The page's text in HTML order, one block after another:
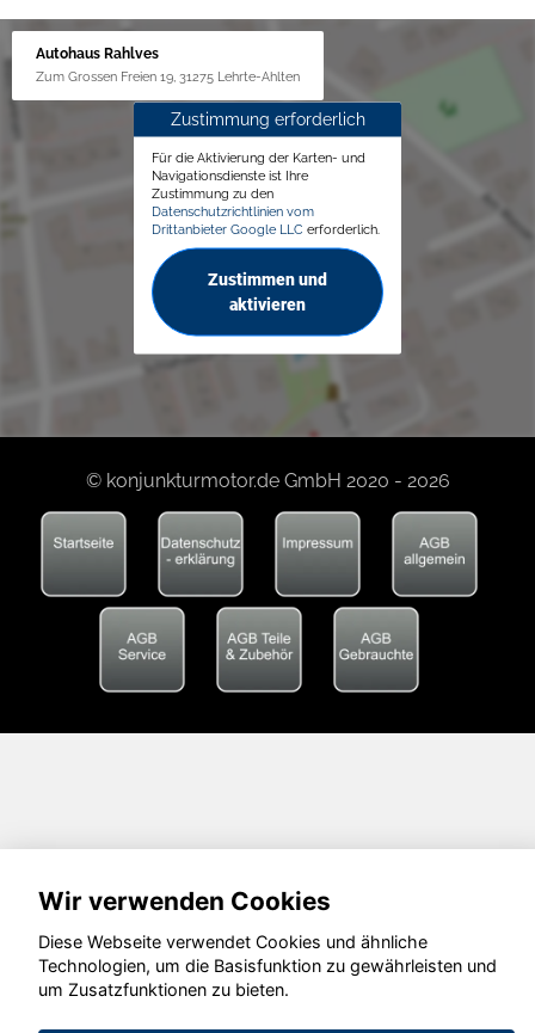
Autohaus Rahlves
Zum Grossen Freien 19, 31275 Lehrte-Ahlten
Zustimmung erforderlich
Für die Aktivierung der Karten- und
Navigationsdienste ist Ihre
Zustimmung zu den
Datenschutzrichtlinien vom
Drittanbieter Google LLC erforderlich.
Zustimmen und
aktivieren
© konjunkturmotor.de GmbH 2020 - 2026
Wir verwenden Cookies
Diese Webseite verwendet Cookies und ähnliche
Technologien, um die Basisfunktion zu gewährleisten und
um Zusatzfunktionen zu bieten.